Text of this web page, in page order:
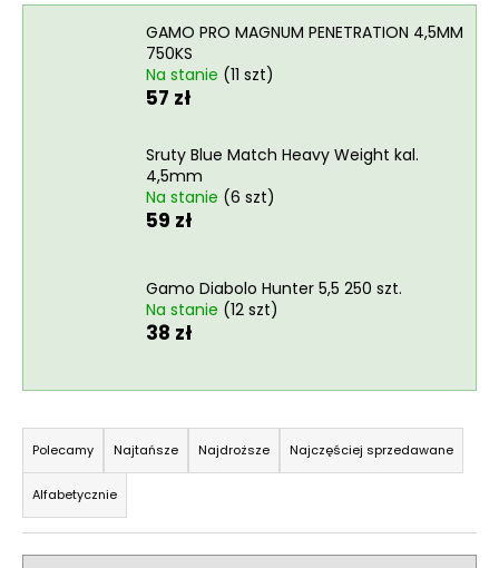
GAMO PRO MAGNUM PENETRATION 4,5MM
750KS
Na stanie (11 szt)
57 zł
Sruty Blue Match Heavy Weight kal.
4,5mm
Na stanie (6 szt)
59 zł
Gamo Diabolo Hunter 5,5 250 szt.
Na stanie (12 szt)
38 zł
S
o
r
t
o
Polecamy Najtańsze Najdroższe Najczęściej sprzedawane
Alfabetycznie
STRZAŁA
KARBONOWA
16"
SZT.
24